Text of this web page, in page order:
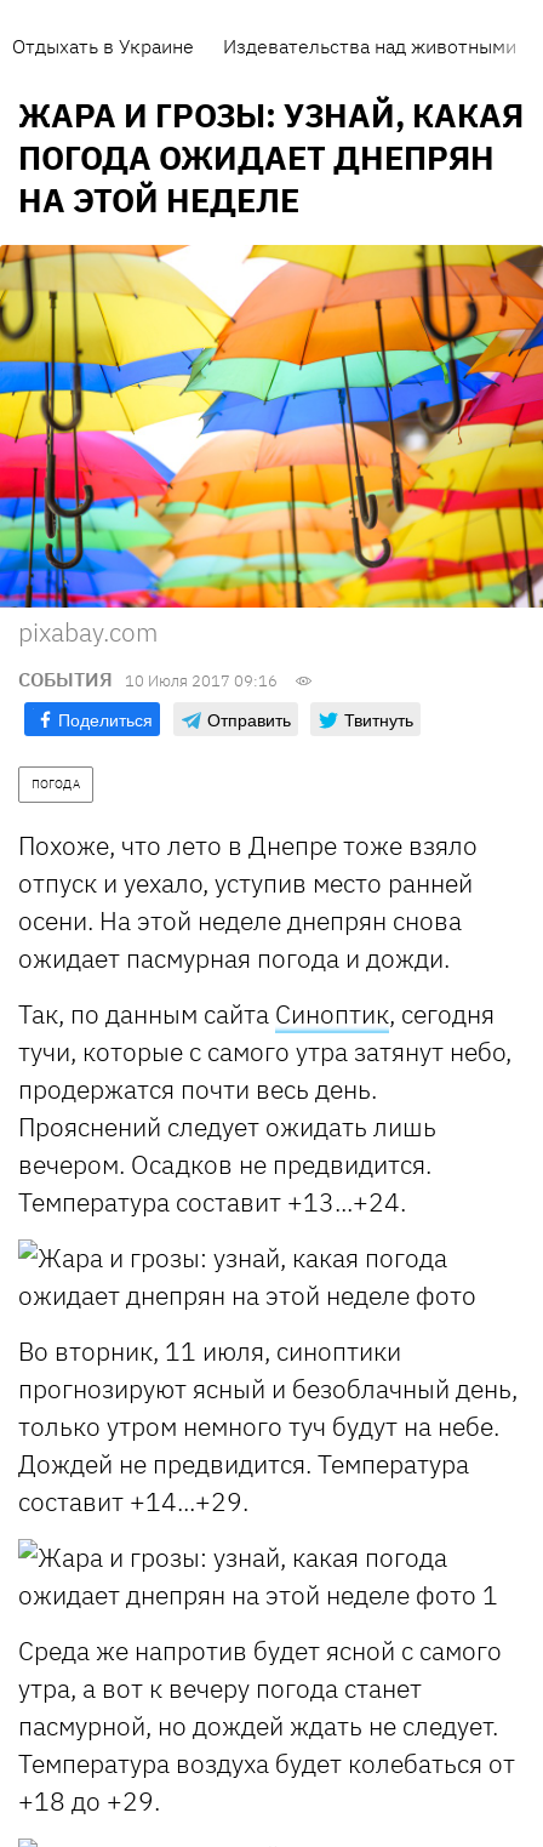
Отдыхать в Украине Издевательства над животными
ЖАРА И ГРОЗЫ: УЗНАЙ, КАКАЯ
ПОГОДА ОЖИДАЕТ ДНЕПРЯН
НА ЭТОЙ НЕДЕЛЕ
pixabay.com
СОБЫТИЯ 10 Июля 2017 09:16
Поделиться Отправить Твитнуть
ПОГОДА
Похоже, что лето в Днепре тоже взяло
отпуск и уехало, уступив место ранней
осени. На этой неделе днепрян снова
ожидает пасмурная погода и дожди.
Так, по данным сайта Синоптик, сегодня
тучи, которые с самого утра затянут небо,
продержатся почти весь день.
Прояснений следует ожидать лишь
вечером. Осадков не предвидится.
Температура составит +13...+24.
Во вторник, 11 июля, синоптики
прогнозируют ясный и безоблачный день,
только утром немного туч будут на небе.
Дождей не предвидится. Температура
составит +14...+29.
Среда же напротив будет ясной с самого
утра, а вот к вечеру погода станет
пасмурной, но дождей ждать не следует.
Температура воздуха будет колебаться от
+18 до +29.